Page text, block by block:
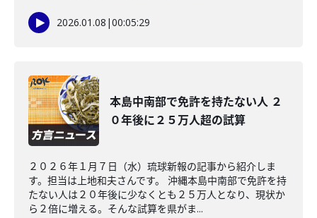
2026.01.08 |00:05:29
本島中南部で免許を持たない人 ２
０年後に２５万人超の試算
２０２６年１月７日（水）琉球新報の記事から紹介しま
す。担当は上地和夫さんです。 沖縄本島中南部で免許を持
たない人は２０年後に少なくとも２５万人となり、現状か
ら２倍に増える。そんな試算を県がま...